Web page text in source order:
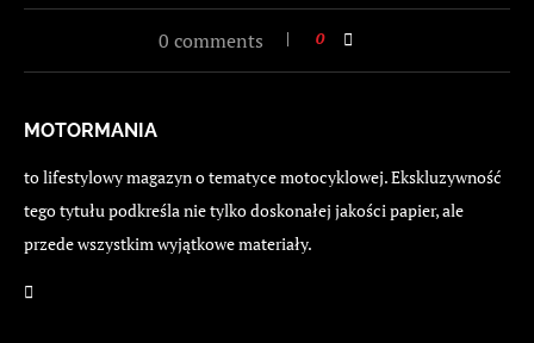
0 comments 0
MOTORMANIA
to lifestylowy magazyn o tematyce motocyklowej. Ekskluzywność
tego tytułu podkreśla nie tylko doskonałej jakości papier, ale
przede wszystkim wyjątkowe materiały.